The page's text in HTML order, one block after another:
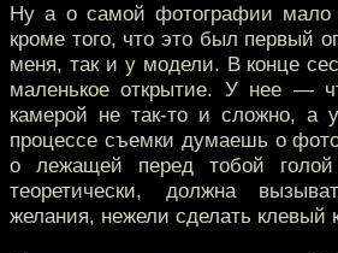
Ну а о самой фотографии мало
кроме того, что это был первый
меня, так и у модели. В конце
маленькое открытие. У нее —
камерой не так-то и сложно,
процессе съемки думаешь о
о лежащей перед тобой голой
теоретически, должна
желания, нежели сделать клевый